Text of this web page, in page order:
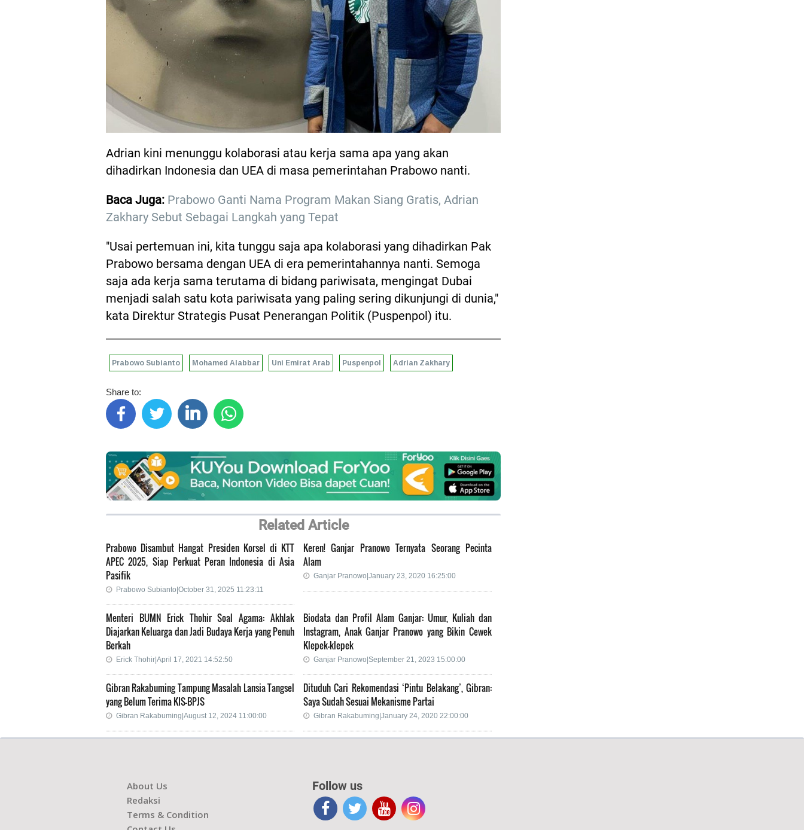
Adrian kini menunggu kolaborasi atau kerja sama apa yang akan
dihadirkan Indonesia dan UEA di masa pemerintahan Prabowo nanti.
Baca Juga: Prabowo Ganti Nama Program Makan Siang Gratis, Adrian
Zakhary Sebut Sebagai Langkah yang Tepat
"Usai pertemuan ini, kita tunggu saja apa kolaborasi yang dihadirkan Pak
Prabowo bersama dengan UEA di era pemerintahannya nanti. Semoga
saja ada kerja sama terutama di bidang pariwisata, mengingat Dubai
menjadi salah satu kota pariwisata yang paling sering dikunjungi di dunia,"
kata Direktur Strategis Pusat Penerangan Politik (Puspenpol) itu.
Prabowo Subianto Mohamed Alabbar Uni Emirat Arab Puspenpol Adrian Zakhary
Share to:
Related Article
Prabowo Disambut Hangat Presiden Korsel di KTT
APEC 2025, Siap Perkuat Peran Indonesia di Asia
Pasifik
Prabowo Subianto|October 31, 2025 11:23:11
Keren! Ganjar Pranowo Ternyata Seorang Pecinta
Alam
Ganjar Pranowo|January 23, 2020 16:25:00
Menteri BUMN Erick Thohir Soal Agama: Akhlak
Diajarkan Keluarga dan Jadi Budaya Kerja yang Penuh
Berkah
Erick Thohir|April 17, 2021 14:52:50
Biodata dan Profil Alam Ganjar: Umur, Kuliah dan
Instagram, Anak Ganjar Pranowo yang Bikin Cewek
Klepek-klepek
Ganjar Pranowo|September 21, 2023 15:00:00
Gibran Rakabuming Tampung Masalah Lansia Tangsel
yang Belum Terima KIS-BPJS
Gibran Rakabuming|August 12, 2024 11:00:00
Dituduh Cari Rekomendasi ‘Pintu Belakang’, Gibran:
Saya Sudah Sesuai Mekanisme Partai
Gibran Rakabuming|January 24, 2020 22:00:00
About Us
Redaksi
Terms & Condition
Follow us